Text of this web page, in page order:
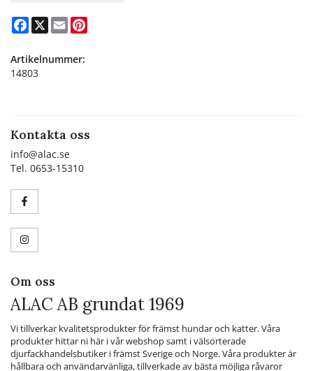
Facebook
X Email
Artikelnummer:
14803
Kontakta oss
info@alac.se
Tel. 0653-15310
Om oss
ALAC AB grundat 1969
Vi tillverkar kvalitetsprodukter för främst hundar och katter. Våra
produkter hittar ni här i vår webshop samt i välsorterade
djurfackhandelsbutiker i främst Sverige och Norge. Våra produkter är
hållbara och användarvänliga, tillverkade av bästa möjliga råvaror